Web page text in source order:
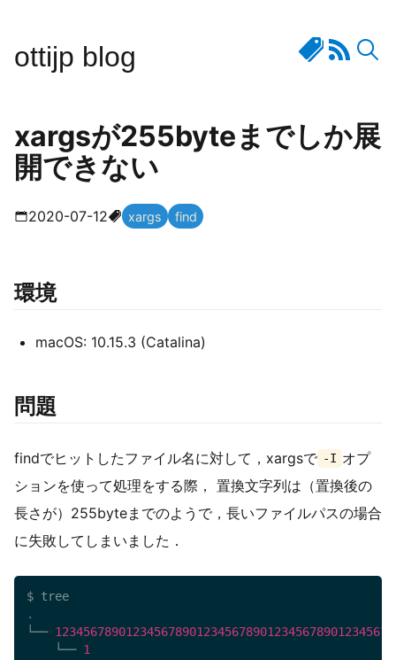
ottijp blog
xargsが255byteまでしか展
開できない
2020-07-12 xargs find
環境
macOS: 10.15.3 (Catalina)
問題
findでヒットしたファイル名に対して，xargsで -I オプ
ションを使って処理をする際， 置換文字列は（置換後の
長さが）255byteまでのようで，長いファイルパスの場合
に失敗してしまいました．
$ tree
.
└──
    └──
1